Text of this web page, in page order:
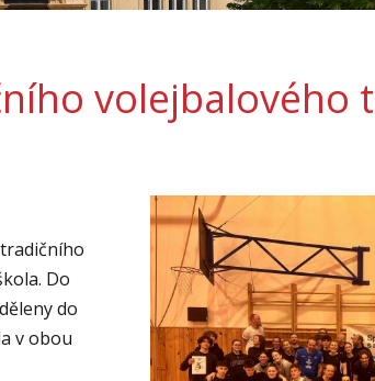
volejbalového
Do
do
v obou